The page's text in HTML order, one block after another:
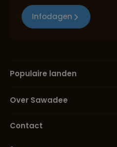
Infodagen
Populaire landen
Over Sawadee
Contact